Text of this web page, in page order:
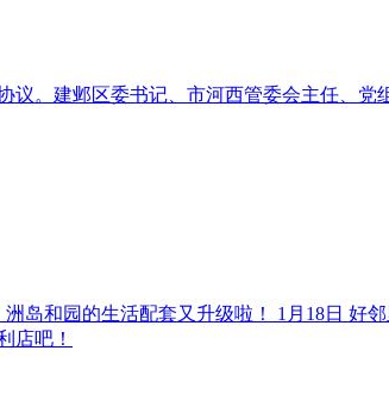
议。建邺区委书记、市河西管委会主任、
岛和园的生活配套又升级啦！ 1月18日 好
店吧！